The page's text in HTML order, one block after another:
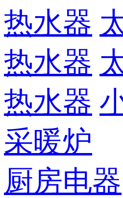
热水器
热水器
热水器
采暖炉
厨房电器